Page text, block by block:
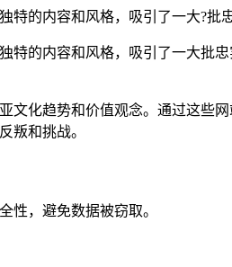
特的内容和风格，吸引了一大?
的内容和风格，吸引了一大批
化趋势和价值观念。通过这些
叛和挑战。
性，避免数据被窃取。